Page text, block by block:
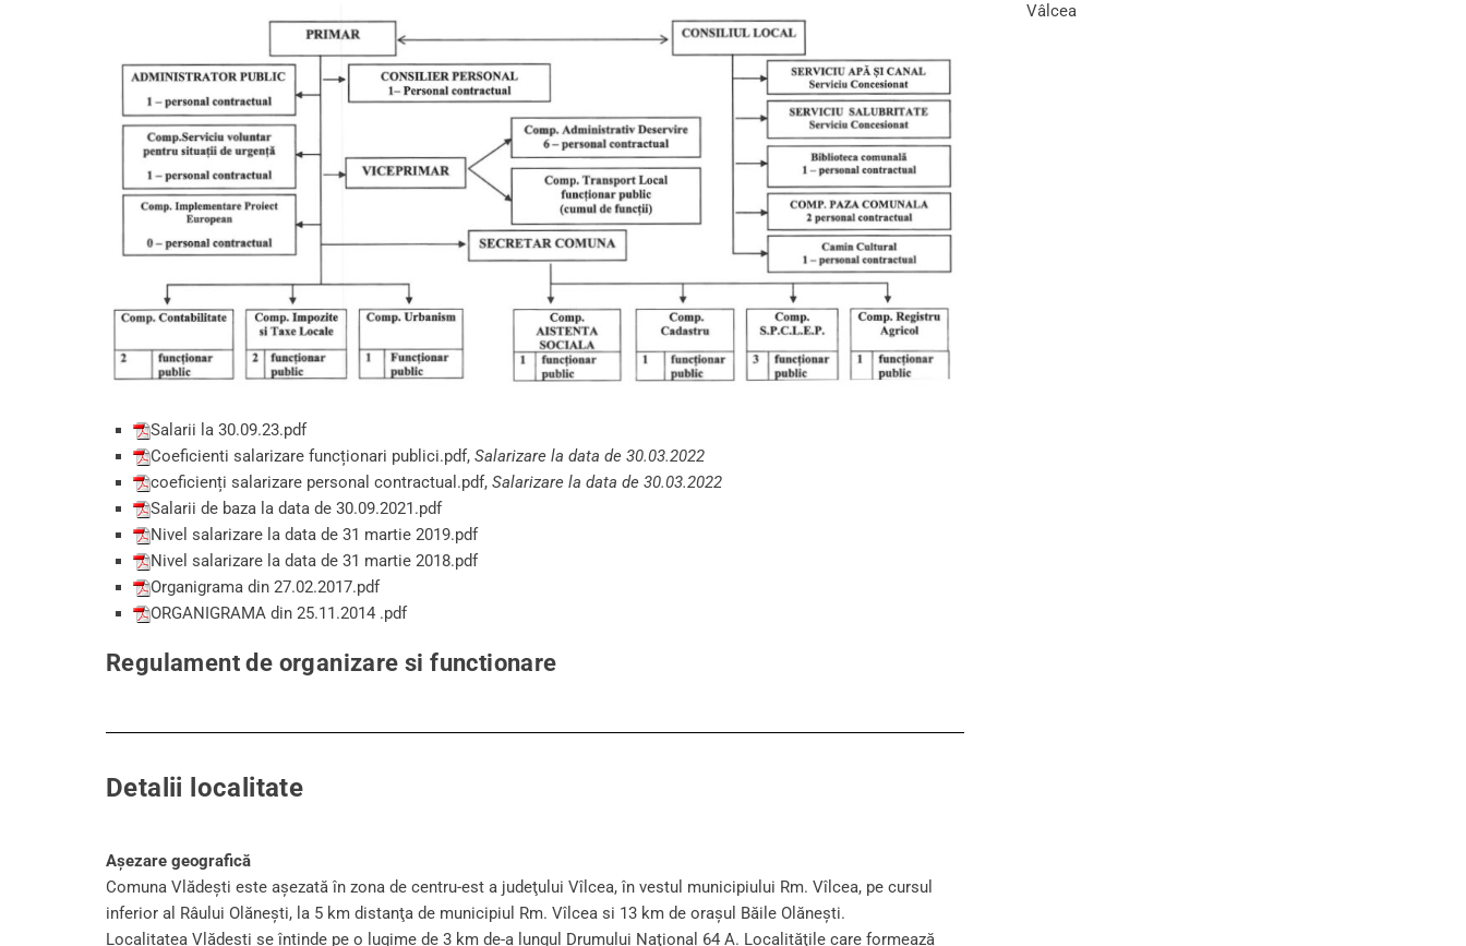
Salarii la 30.09.23.pdf
Coeficienti salarizare funcționari publici.pdf, Salarizare la data de 30.03.2022
coeficienți salarizare personal contractual.pdf, Salarizare la data de 30.03.2022
Salarii de baza la data de 30.09.2021.pdf
Nivel salarizare la data de 31 martie 2019.pdf
Nivel salarizare la data de 31 martie 2018.pdf
Organigrama din 27.02.2017.pdf
ORGANIGRAMA din 25.11.2014 .pdf
Regulament de organizare si functionare
Detalii localitate
Aşezare geografică
Comuna Vlădeşti este aşezată în zona de centru-est a judeţului Vîlcea, în vestul municipiului Rm. Vîlcea, pe cursul
inferior al Râului Olăneşti, la 5 km distanţa de municipiul Rm. Vîlcea si 13 km de oraşul Băile Olăneşti.
Localitatea Vlădeşti se întinde pe o lugime de 3 km de-a lungul Drumului Naţional 64 A. Localităţile care formează
Vâlcea